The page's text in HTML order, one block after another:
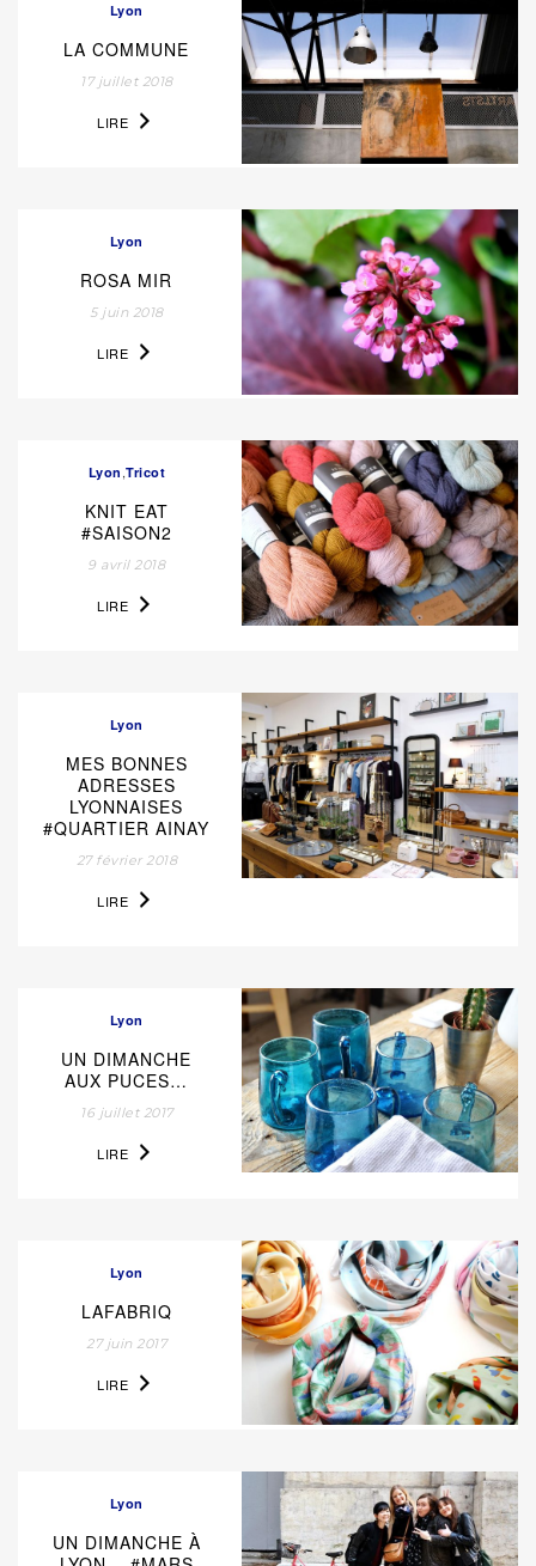
Lyon
LA COMMUNE
17 juillet 2018
LIRE
Lyon
ROSA MIR
5 juin 2018
LIRE
Lyon ,Tricot
KNIT EAT
#SAISON2
9 avril 2018
LIRE
Lyon
MES BONNES
ADRESSES
LYONNAISES
#QUARTIER AINAY
27 février 2018
LIRE
Lyon
UN DIMANCHE
AUX PUCES…
16 juillet 2017
LIRE
Lyon
LAFABRIQ
27 juin 2017
LIRE
Lyon
UN DIMANCHE À